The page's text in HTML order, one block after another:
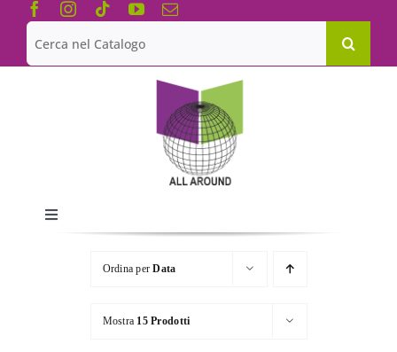
Salta
contenuto
Cerca
per:
Toggle
Navigation
Chi siamo
Le Collane
Ordina perData
Mostra 15 Prodotti